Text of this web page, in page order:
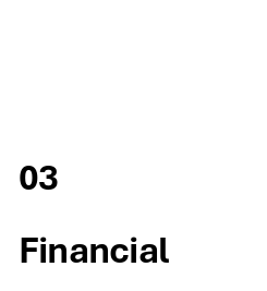
03
Financial